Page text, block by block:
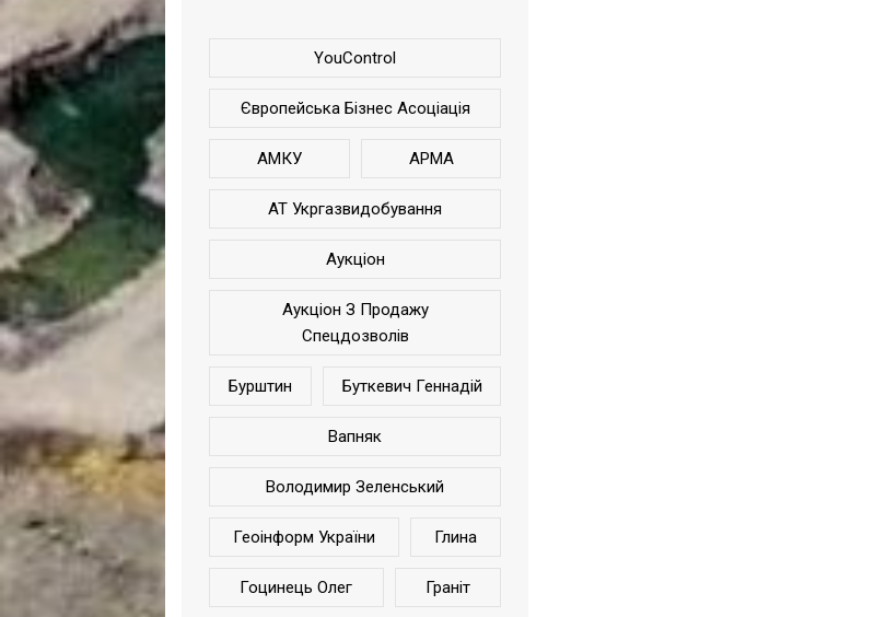
YouControl
Європейська Бізнес Асоціація
АМКУ АРМА
АТ Укргазвидобування
Аукціон
Аукціон З Продажу
Спецдозволів
Бурштин Буткевич Геннадій
Вапняк
Володимир Зеленський
Геоінформ України Глина
Гоцинець Олег Граніт